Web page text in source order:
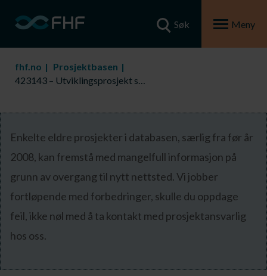
Søk Meny
fhf.no
Prosjektbasen
423143 – Utviklingsprosjekt seinæringen
Enkelte eldre prosjekter i databasen, særlig fra før år
2008, kan fremstå med mangelfull informasjon på
grunn av overgang til nytt nettsted. Vi jobber
fortløpende med forbedringer, skulle du oppdage
feil, ikke nøl med å ta kontakt med prosjektansvarlig
hos oss.